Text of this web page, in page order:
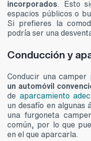
incorporados. Esto
espacios públicos o
Si prefieres la
podría ser una
Conducción y
Conducir una camper
un automóvil
de aparcamiento
un desafío en algunas
una furgoneta
común, por lo que
en el que aparcarla.